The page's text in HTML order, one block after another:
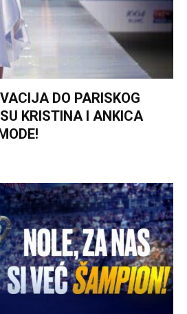
DO PARISKOG
KRISTINA I ANKICA